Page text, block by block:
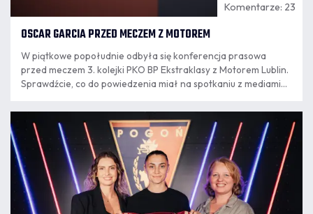
Komentarze: 23
OSCAR GARCIA PRZED MECZEM Z MOTOREM
W piątkowe popołudnie odbyła się konferencja prasowa
przed meczem 3. kolejki PKO BP Ekstraklasy z Motorem Lublin.
Sprawdźcie, co do powiedzenia miał na spotkaniu z mediami
07.08
16:30